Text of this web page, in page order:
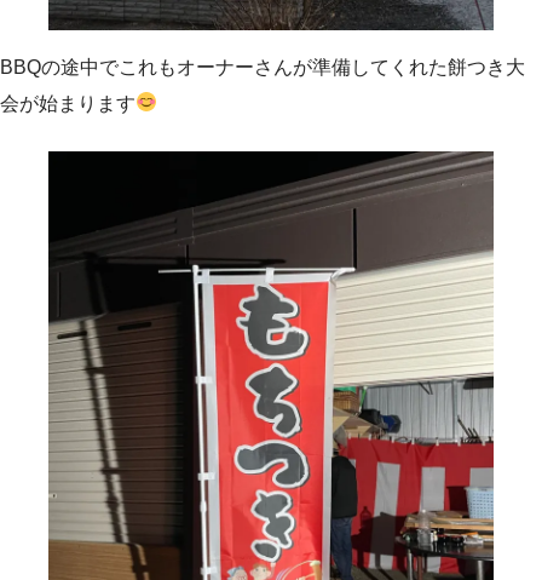
BBQの途中でこれもオーナーさんが準備してくれた餅つき大
会が始まります